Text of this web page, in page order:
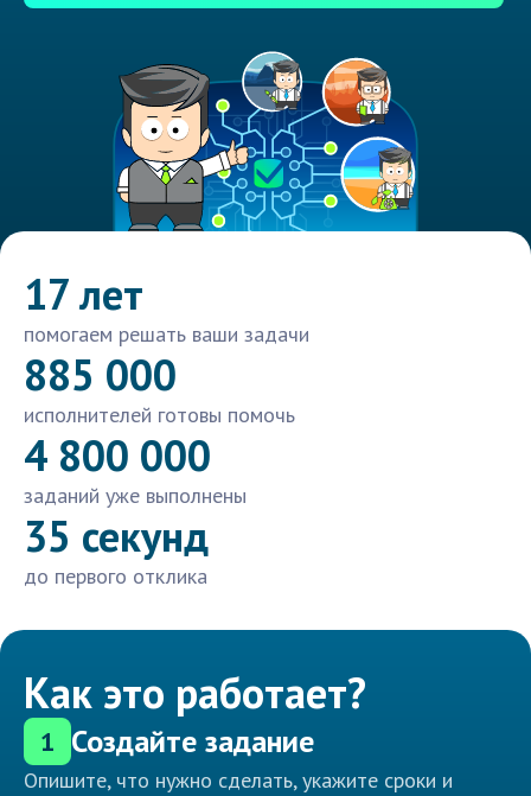
17 лет
помогаем решать ваши задачи
885 000
исполнителей готовы помочь
4 800 000
заданий уже выполнены
35 секунд
до первого отклика
Как это работает?
1 Создайте задание
Опишите, что нужно сделать, укажите сроки и